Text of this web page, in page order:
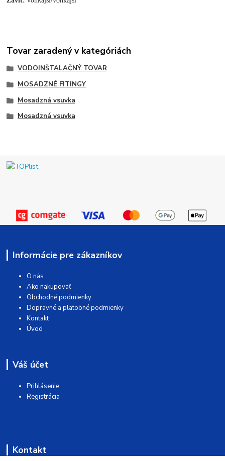
Tovar zaradený v kategóriách
VODOINŠTALAČNÝ TOVAR
MOSADZNÉ FITINGY
Mosadzná vsuvka
Mosadzná vsuvka
Informácie pre zákazníkov
O nás
Ako nakupovať
Obchodné podmienky
Dopravné a platobné podmienky
Kontakt
Úvod
Váš účet
Prihlásenie
Registrácia
Kontakt